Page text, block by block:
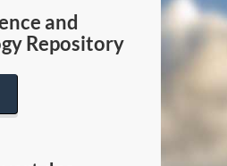
Canada
and
Repository